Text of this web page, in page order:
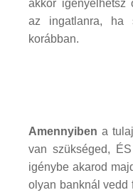
akkor igényelhetsz
az ingatlanra, ha
korábban.
Amennyiben a
van szükséged,
igénybe akarod
olyan banknál vedd